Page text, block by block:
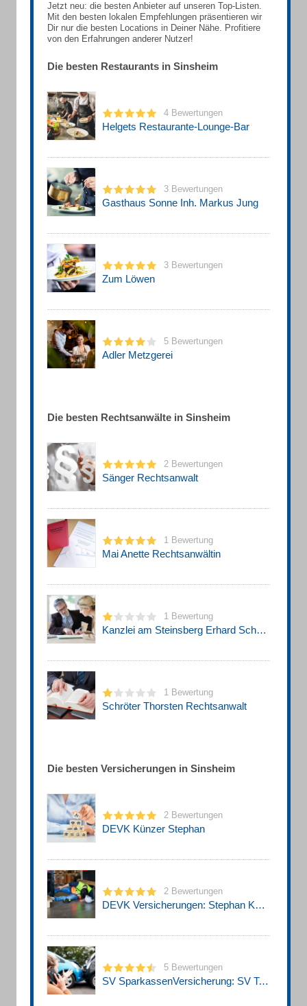
Jetzt neu: die besten Anbieter auf unseren Top-Listen.
Mit den besten lokalen Empfehlungen präsentieren wir
Dir nur die besten Locations in Deiner Nähe. Profitiere
von den Erfahrungen anderer Nutzer!
Die besten Restaurants in Sinsheim
4 Bewertungen
Helgets Restaurante-Lounge-Bar
3 Bewertungen
Gasthaus Sonne Inh. Markus Jung
3 Bewertungen
Zum Löwen
5 Bewertungen
Adler Metzgerei
Die besten Rechtsanwälte in Sinsheim
2 Bewertungen
Sänger Rechtsanwalt
1 Bewertung
Mai Anette Rechtsanwältin
1 Bewertung
Kanzlei am Steinsberg Erhard Schmidt & Seza Serbest-Olgun
1 Bewertung
Schröter Thorsten Rechtsanwalt
Die besten Versicherungen in Sinsheim
2 Bewertungen
DEVK Künzer Stephan
2 Bewertungen
DEVK Versicherungen: Stephan Künzer
5 Bewertungen
SV SparkassenVersicherung: SV Team Sinsheim